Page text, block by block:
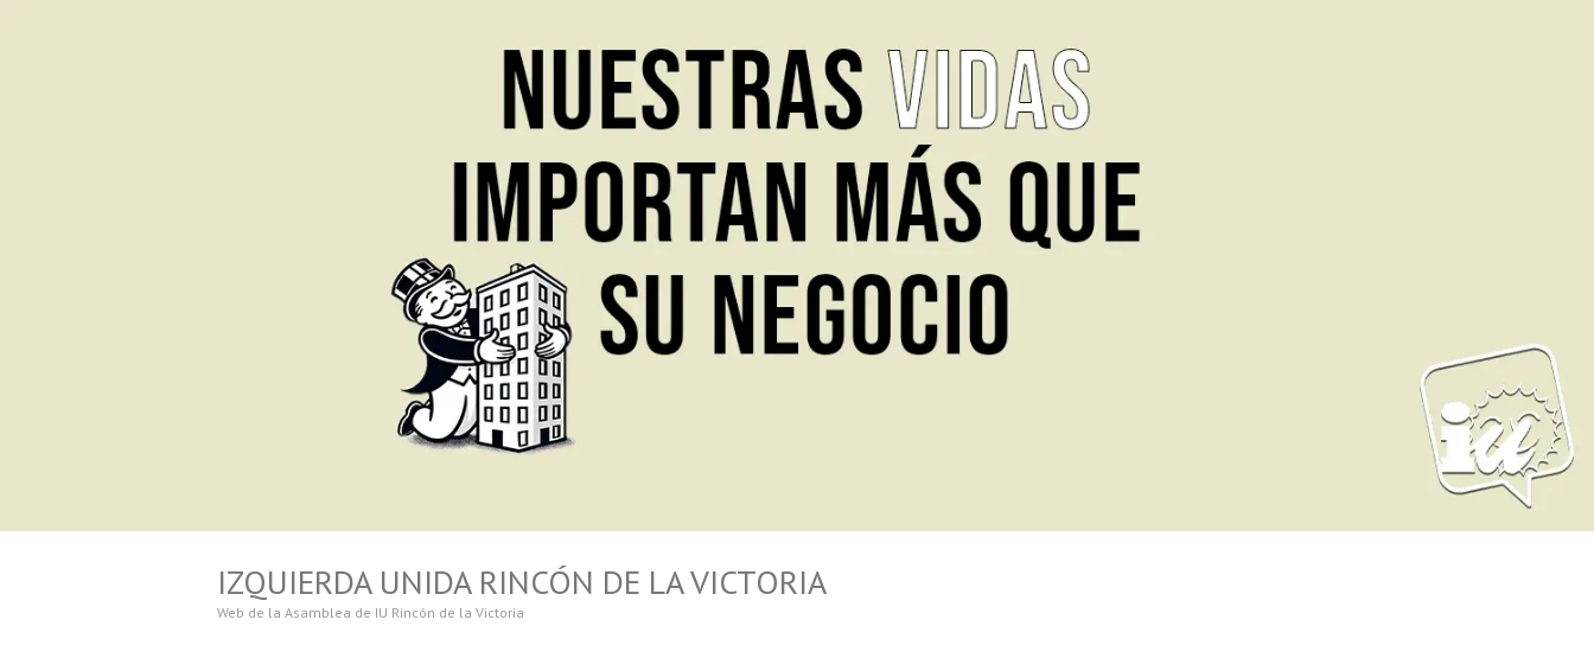
IZQUIERDA UNIDA RINCÓN DE LA VICTORIA
Web de la Asamblea de IU Rincón de la Victoria